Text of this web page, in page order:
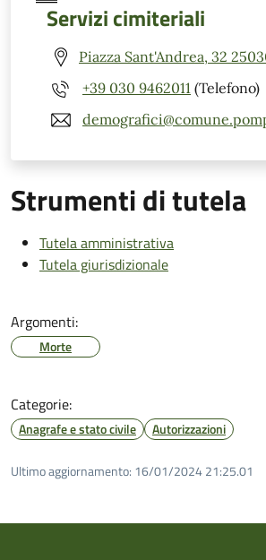
Servizi cimiteriali
Piazza Sant'Andrea, 32
+39 030 9462011 (Telefono)
Strumenti di tutela
Tutela amministrativa
Tutela giurisdizionale
Argomenti:
Morte
Categorie:
Anagrafe e stato civile Autorizzazioni
Ultimo aggiornamento: 16/01/2024 21:25.01